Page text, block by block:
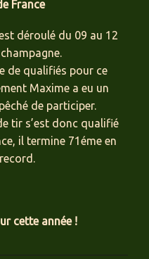
France
déroulé du 09 au 12
de qualifiés pour ce
Maxime a eu un
de participer.
tir s’est donc qualifié
il termine 71éme en
cette année !